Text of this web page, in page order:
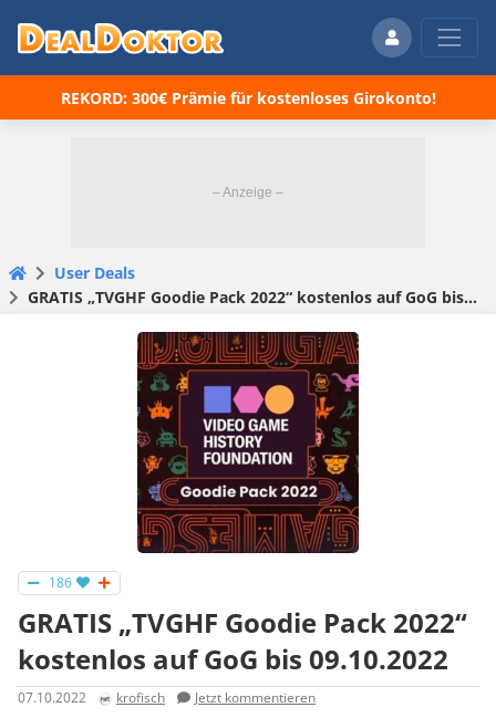
REKORD: 300€ Prämie für kostenloses Girokonto!
User Deals
GRATIS „TVGHF Goodie Pack 2022“ kostenlos auf GoG bis 09.10.2022
186
GRATIS „TVGHF Goodie Pack 2022“
kostenlos auf GoG bis 09.10.2022
07.10.2022 krofisch Jetzt kommentieren